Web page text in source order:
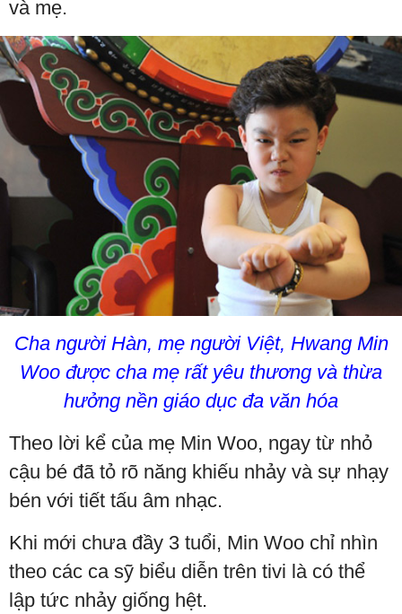
và mẹ.
Cha người Hàn, mẹ người Việt, Hwang Min
Woo được cha mẹ rất yêu thương và thừa
hưởng nền giáo dục đa văn hóa
Theo lời kể của mẹ Min Woo, ngay từ nhỏ
cậu bé đã tỏ rõ năng khiếu nhảy và sự nhạy
bén với tiết tấu âm nhạc.
Khi mới chưa đầy 3 tuổi, Min Woo chỉ nhìn
theo các ca sỹ biểu diễn trên tivi là có thể
lập tức nhảy giống hệt.